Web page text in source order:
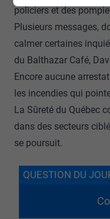
policiers et des
Plusieurs messages,
calmer certaines
du Balthazar Café,
Encore aucune
les incendies qui
La Sûreté du Québec
dans des secteurs
se poursuit.
QUESTION DU